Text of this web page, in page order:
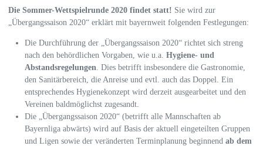
Die Sommer-Wettspielrunde 2020 findet statt! Sie wird zur
„Übergangssaison 2020“ erklärt mit bayernweit folgenden Festlegungen:
Die Durchführung der „Übergangssaison 2020“ richtet sich streng
nach den behördlichen Vorgaben, wie u.a. Hygiene- und
Abstandsregelungen . Dies betrifft insbesondere die Gastronomie,
den Sanitärbereich, die Anreise und evtl. auch das Doppel. Ein
entsprechendes Hygienekonzept wird derzeit ausgearbeitet und den
Vereinen baldmöglichst zugesandt.
Die „Übergangssaison 2020“ (betrifft alle Mannschaften ab
Bayernliga abwärts) wird auf Basis der aktuell eingeteilten Gruppen
und Ligen sowie der veränderten Terminplanung beginnend ab dem